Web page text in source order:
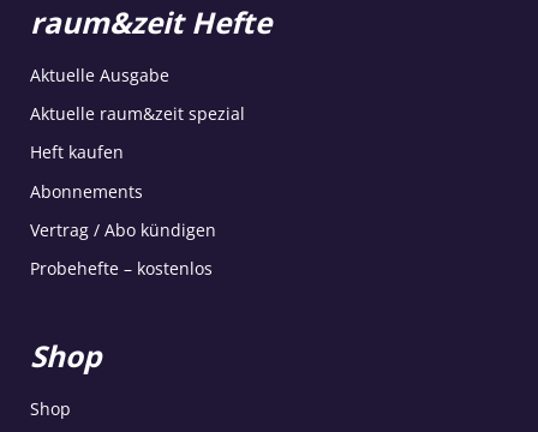
raum&zeit Hefte
Aktuelle Ausgabe
Aktuelle raum&zeit spezial
Heft kaufen
Abonnements
Vertrag / Abo kündigen
Probehefte – kostenlos
Shop
Shop